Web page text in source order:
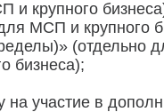
и крупного
МСП и крупного
(отдельно
бизнеса);
участие в